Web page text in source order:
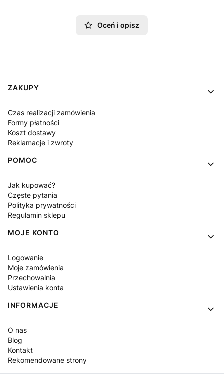
Oceń i opisz
Linki w stopce
ZAKUPY
Czas realizacji zamówienia
Formy płatności
Koszt dostawy
Reklamacje i zwroty
POMOC
Jak kupować?
Częste pytania
Polityka prywatności
Regulamin sklepu
MOJE KONTO
Logowanie
Moje zamówienia
Przechowalnia
Ustawienia konta
INFORMACJE
O nas
Blog
Kontakt
Rekomendowane strony